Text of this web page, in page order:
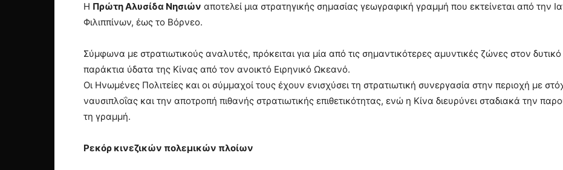
Η Πρώτη Αλυσίδα Νησιών αποτελεί μια στρατηγικής σημασίας γεωγραφική γραμμή που εκτείνεται από την
Φιλιππίνων, έως το Βόρνεο.
Σύμφωνα με στρατιωτικούς αναλυτές, πρόκειται για μία από τις σημαντικότερες αμυντικές ζώνες στον
παράκτια ύδατα της Κίνας από τον ανοικτό Ειρηνικό Ωκεανό.
Οι Ηνωμένες Πολιτείες και οι σύμμαχοί τους έχουν ενισχύσει τη στρατιωτική συνεργασία στην περιοχή με
ναυσιπλοΐας και την αποτροπή πιθανής στρατιωτικής επιθετικότητας, ενώ η Κίνα διευρύνει σταδιακά την
τη γραμμή.
Ρεκόρ κινεζικών πολεμικών πλοίων